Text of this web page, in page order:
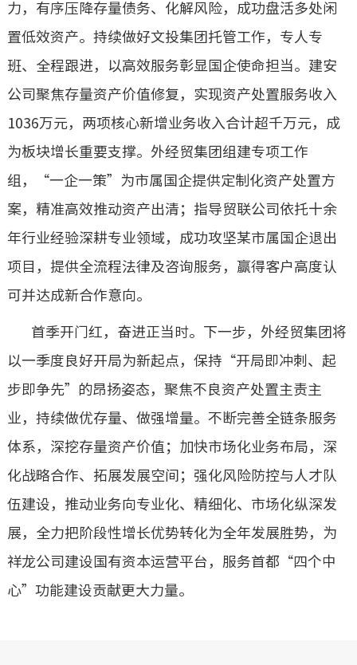
力，有序压降存量债务、化解风险，成功盘活多处闲
置低效资产。持续做好文投集团 托管工作，专人专
班、全程跟进，以高效服务彰显国企使命担当。建安
公司聚焦存量资产价值修复，实现资产处置服务收入
1036万元，两项核心新增业务收入合计超千万元，成
为板块增长重要支撑。外经贸集团组建专项工作
组，“一企一策”为市属国企提供定制化资产处置方
案，精准高效推动资产出清；指导贸联公司依托十余
年行业经验深耕专业领域，成功攻坚某市属国企退出
项目，提供全流程法律及咨询服务，赢得客户高度认
可并达成新合作意向。
首季开门红，奋进正当时。下一步，外经贸集团将
以一季度良好开局为新起点，保持“开局即冲刺、起
步即争先”的昂扬姿态，聚焦不良资产处置主责主
业，持续做优存量、做强增量。不断完善全链条服务
体系，深挖存量资产价值；加快市场化业务布局，深
化战略合作、拓展发展空间；强化风险防控与人才队
伍建设，推动业务向专业化、精细化、市场化纵深发
展，全力把阶段性增长优势转化为全年发展胜势，为
祥龙公司建设国有资本运营平台，服务首都“四个中
心”功能建设贡献更大力量。